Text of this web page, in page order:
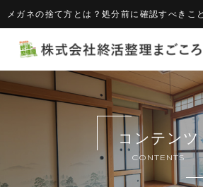
当社について
協力企業
キャンペーン
サービスメニュー
実績紹介
コンテンツ
CONTENTS